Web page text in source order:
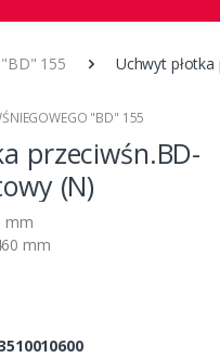
"BD" 155 Uchwyt
"BD" 155
przeciwśn.BD-
(N)
mm
mm